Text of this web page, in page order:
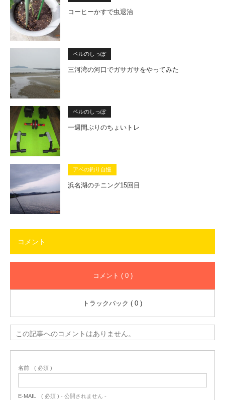
コーヒーかすで虫退治
ベルのしっぽ
三河湾の河口でガサガサをやってみた
ベルのしっぽ
一週間ぶりのちょいトレ
アベの釣り自慢
浜名湖のチニング15回目
コメント
コメント ( 0 )
トラックバック ( 0 )
この記事へのコメントはありません。
名前 ( 必須 )
E-MAIL ( 必須 ) - 公開されません -